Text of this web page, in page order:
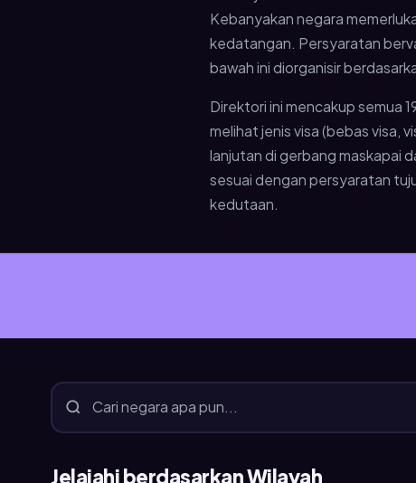
Kebanyakan negara
kedatangan. Persyaratan
bawah ini diorganisir
Direktori ini mencakup semua
melihat jenis visa (bebas visa,
lanjutan di gerbang maskapai
sesuai dengan persyaratan
kedutaan.
Jelajahi berdasarkan Wilayah